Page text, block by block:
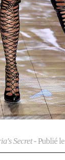
Secret- Publié le